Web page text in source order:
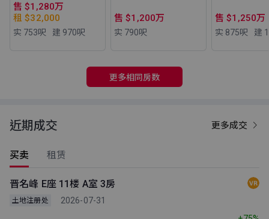
售 $1,280万
租 $32,000
实 753呎 建 970呎
售 $1,200万
实 790呎
售 $1,250万
实 875呎 建
更多相同房数
近期成交 更多成交
买卖 租赁
晋名峰 E座 11楼 A室 3房
土地注册处 2026-07-31